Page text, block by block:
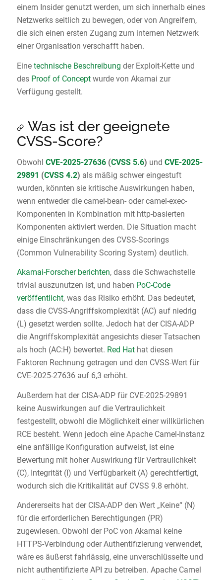
einem Insider genutzt werden, um sich innerhalb eines
Netzwerks seitlich zu bewegen, oder von Angreifern,
die sich einen ersten Zugang zum internen Netzwerk
einer Organisation verschafft haben.
Eine technische Beschreibung der Exploit-Kette und
des Proof of Conceptwurde von Akamai zur
Verfügung gestellt.
Was ist der geeignete
CVSS-Score?
Obwohl CVE-2025-27636(CVSS 5.6) und CVE-2025-
29891 (CVSS 4.2) als mäßig schwer eingestuft
wurden, könnten sie kritische Auswirkungen haben,
wenn entweder die camel-bean- oder camel-exec-
Komponenten in Kombination mit http-basierten
Komponenten aktiviert werden. Die Situation macht
einige Einschränkungen des CVSS-Scorings
(Common Vulnerability Scoring System) deutlich.
Akamai-Forscher berichten, dass die Schwachstelle
trivial auszunutzen ist, und haben PoC-Code
veröffentlicht, was das Risiko erhöht. Das bedeutet,
dass die CVSS-Angriffskomplexität (AC) auf niedrig
(L) gesetzt werden sollte. Jedoch hat der CISA-ADP
die Angriffskomplexität angesichts dieser Tatsachen
als hoch (AC:H) bewertet. Red Hathat diesen
Faktoren Rechnung getragen und den CVSS-Wert für
CVE-2025-27636 auf 6,3 erhöht.
Außerdem hat der CISA-ADP für CVE-2025-29891
keine Auswirkungen auf die Vertraulichkeit
festgestellt, obwohl die Möglichkeit einer willkürlichen
RCE besteht. Wenn jedoch eine Apache Camel-Instanz
eine anfällige Konfiguration aufweist, ist eine
Bewertung mit hoher Auswirkung für Vertraulichkeit
(C), Integrität (I) und Verfügbarkeit (A) gerechtfertigt,
wodurch sich die Kritikalität auf CVSS 9.8 erhöht.
Andererseits hat der CISA-ADP den Wert „Keine“ (N)
für die erforderlichen Berechtigungen (PR)
zugewiesen. Obwohl der PoC von Akamai keine
HTTPS-Verbindung oder Authentifizierung verwendet,
wäre es äußerst fahrlässig, eine unverschlüsselte und
nicht authentifizierte API zu betreiben. Apache Camel